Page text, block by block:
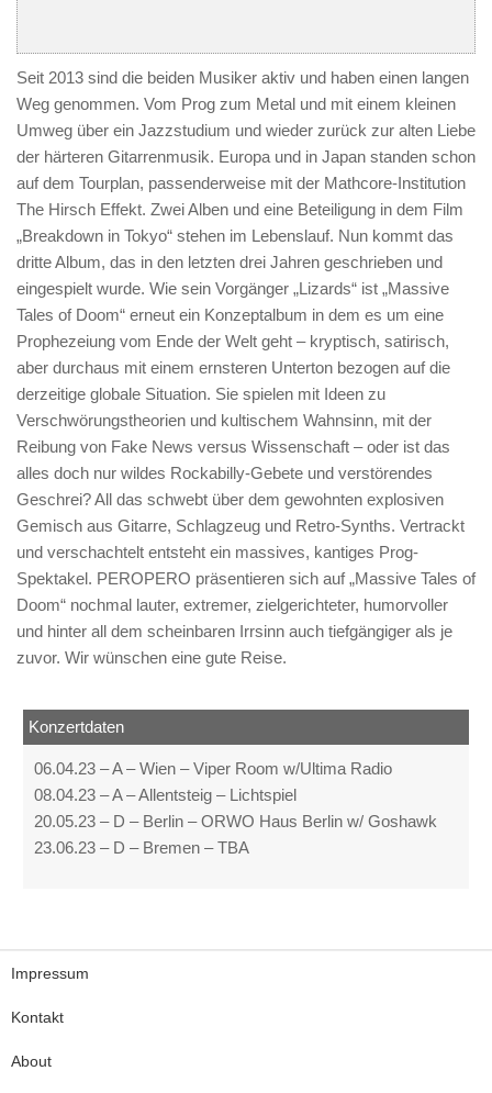
Seit 2013 sind die beiden Musiker aktiv und haben einen langen
Weg genommen. Vom Prog zum Metal und mit einem kleinen
Umweg über ein Jazzstudium und wieder zurück zur alten Liebe
der härteren Gitarrenmusik. Europa und in Japan standen schon
auf dem Tourplan, passenderweise mit der Mathcore-Institution
The Hirsch Effekt. Zwei Alben und eine Beteiligung in dem Film
„Breakdown in Tokyo“ stehen im Lebenslauf. Nun kommt das
dritte Album, das in den letzten drei Jahren geschrieben und
eingespielt wurde. Wie sein Vorgänger „Lizards“ ist „Massive
Tales of Doom“ erneut ein Konzeptalbum in dem es um eine
Prophezeiung vom Ende der Welt geht – kryptisch, satirisch,
aber durchaus mit einem ernsteren Unterton bezogen auf die
derzeitige globale Situation. Sie spielen mit Ideen zu
Verschwörungstheorien und kultischem Wahnsinn, mit der
Reibung von Fake News versus Wissenschaft – oder ist das
alles doch nur wildes Rockabilly-Gebete und verstörendes
Geschrei? All das schwebt über dem gewohnten explosiven
Gemisch aus Gitarre, Schlagzeug und Retro-Synths. Vertrackt
und verschachtelt entsteht ein massives, kantiges Prog-
Spektakel. PEROPERO präsentieren sich auf „Massive Tales of
Doom“ nochmal lauter, extremer, zielgerichteter, humorvoller
und hinter all dem scheinbaren Irrsinn auch tiefgängiger als je
zuvor. Wir wünschen eine gute Reise.
Konzertdaten
06.04.23 – A – Wien – Viper Room w/Ultima Radio
08.04.23 – A – Allentsteig – Lichtspiel
20.05.23 – D – Berlin – ORWO Haus Berlin w/ Goshawk
23.06.23 – D – Bremen – TBA
Impressum
Kontakt
About